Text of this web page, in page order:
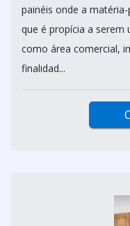
painéis onde a
que é propícia a serem
como área comercial,
finalidad...